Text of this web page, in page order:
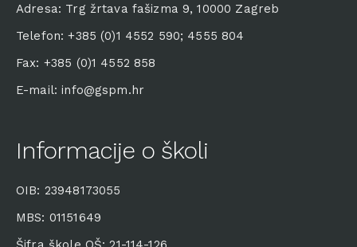
Adresa: Trg žrtava fašizma 9, 10000 Zagreb
Telefon: +385 (0)1 4552 590; 4555 804
Fax: +385 (0)1 4552 858
E-mail: info@gspm.hr
Informacije o školi
OIB: 23948173055
MBS: 01151649